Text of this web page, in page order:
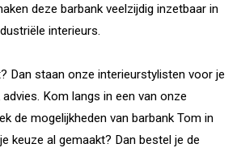
deze barbank veelzijdig inzetbaar in
interieurs.
Dan staan onze interieurstylisten voor je
Kom langs in een van onze
de mogelijkheden van barbank Tom in
keuze al gemaakt? Dan bestel je de